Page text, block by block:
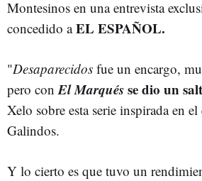
Montesinos en una entrevista
concedido aEL ESPAÑOL.
"Desaparecidos fue un encargo,
pero con El Marquésse dio un
Xelo sobre esta serie inspirada en
Galindos.
Y lo cierto es que tuvo un